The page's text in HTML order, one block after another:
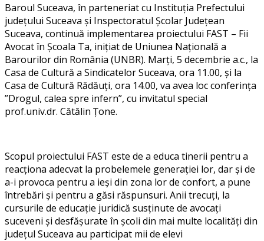
Baroul Suceava, în parteneriat cu Instituția Prefectului
județului Suceava și Inspectoratul Școlar Județean
Suceava, continuă implementarea proiectului FAST – Fii
Avocat în Școala Ta, inițiat de Uniunea Națională a
Barourilor din România (UNBR). Marți, 5 decembrie a.c., la
Casa de Cultură a Sindicatelor Suceava, ora 11.00, și la
Casa de Cultură Rădăuți, ora 14.00, va avea loc conferința
”Drogul, calea spre infern”, cu invitatul special
prof.univ.dr. Cătălin Țone.
Scopul proiectului FAST este de a educa tinerii pentru a
reacționa adecvat la probelemele generației lor, dar și de
a-i provoca pentru a ieși din zona lor de confort, a pune
întrebări și pentru a găsi răspunsuri. Anii trecuți, la
cursurile de educație juridică susținute de avocați
suceveni și desfășurate în școli din mai multe localități din
județul Suceava au participat mii de elevi